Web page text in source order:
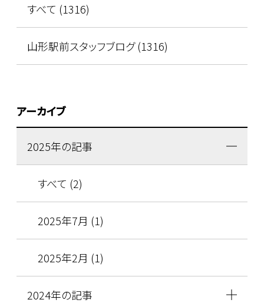
すべて (1316)
山形駅前スタッフブログ (1316)
アーカイブ
2025年の記事
すべて (2)
2025年7月 (1)
2025年2月 (1)
2024年の記事